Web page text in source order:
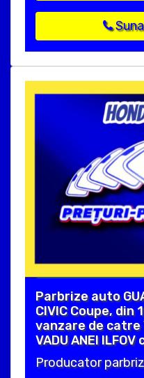
Parbrize auto
CIVIC Coupe, din
vanzare de catre
VADU ANEI
Producator